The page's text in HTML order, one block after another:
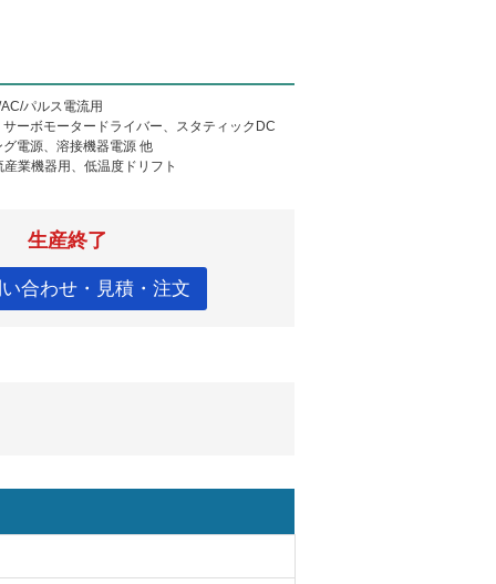
パルス電流用
ーボモータードライバー、スタティックDC
電源、溶接機器電源 他
業機器用、低温度ドリフト
生産終了
合わせ・見積・注文